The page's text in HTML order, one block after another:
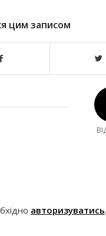
цим записом
авторизуватись.